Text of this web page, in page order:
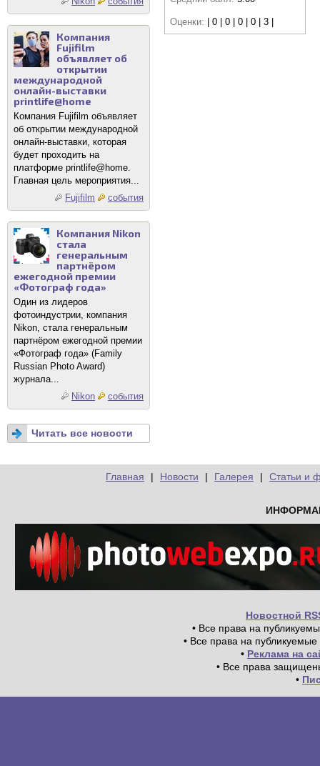
Компания
Fujifilm
объявляет об
открытии
международной
онлайн-выставки
printlife@home
Компания Fujifilm объявляет
об открытии международной
онлайн-выставки, которая
будет проходить на
платформе printlife@home.
Главная цель мероприятия...
Fujifilm
события
Компания Nikon
стала
генеральным
партнёром
ежегодной премии
«Фотограф года»
Один из лидеров
фотоиндустрии, компания
Nikon, стала генеральным
партнёром ежегодной премии
«Фотограф года» (Family
Russian Photo Award)
журнала...
Nikon
события
Читать все новости
Оценки: | 0 | 0 | 0 | 0 | 3 |
Главная | Новости | Галерея | Статьи и
Новостной
• Все права на
• Все права на
• Реклама на
• Все права
•